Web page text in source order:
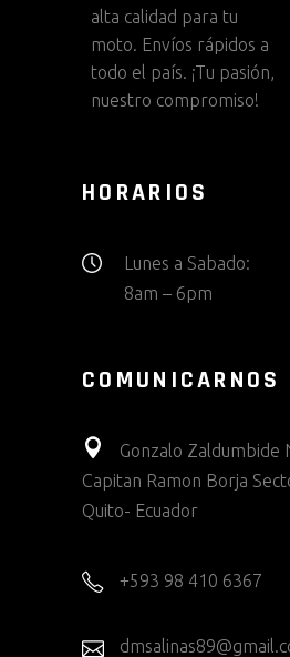
alta calidad para tu
moto. Envíos rápidos a
todo el país. ¡Tu pasión,
nuestro compromiso!
HORARIOS
Lunes a Sabado:
8am – 6pm
COMUNICARNOS
Gonzalo Zaldumbide
Capitan Ramon Borja
Quito- Ecuador
+593 98 410 6367